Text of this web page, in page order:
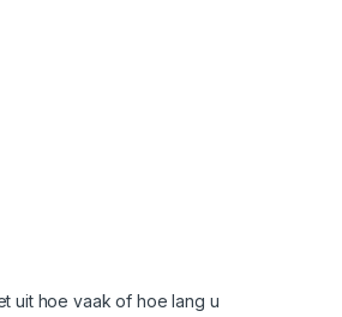
uit hoe vaak of hoe lang u